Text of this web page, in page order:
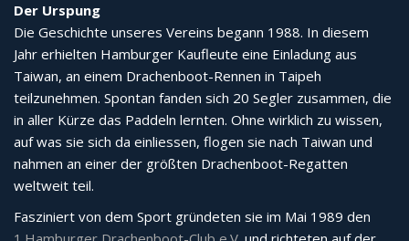
Der Urspung
Die Geschichte unseres Vereins begann 1988. In diesem
Jahr erhielten Hamburger Kaufleute eine Einladung aus
Taiwan, an einem Drachenboot-Rennen in Taipeh
teilzunehmen. Spontan fanden sich 20 Segler zusammen, die
in aller Kürze das Paddeln lernten. Ohne wirklich zu wissen,
auf was sie sich da einliessen, flogen sie nach Taiwan und
nahmen an einer der größten Drachenboot-Regatten
weltweit teil.
Fasziniert von dem Sport gründeten sie im Mai 1989 den